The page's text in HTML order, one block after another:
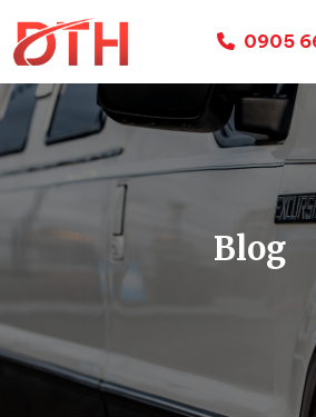
Thuê
xe
limousine
Đà
Nẵng
0905
Blog